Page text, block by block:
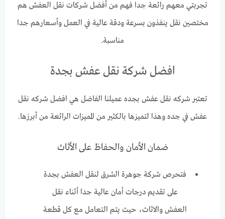
تجربتي معهم رائعة جدا فهم من أفضل شركات نقل العفش هم
مختصين نقل ينفذون بسرعة ودقة عالية في العمل وأسعارهم جدا
مناسبة.
افضل شركة نقل عفش بجدة
تعتبر شركه نقل عفش بجده عميلنا الفاضل هي افضل شركه نقل
عفش في جده وهذا لتميزها بالكثير من المميزات الرائعة من أبرزها.
ضمان الأمان والحفاظ على الأثاث
فتحرص شركة جوهرة الشرق لنقل العفش بجدة
على تقديم درجات أمان عالية جدا أثناء نقل
العفش والاثاث، حيث يتم التعامل مع كل قطعة